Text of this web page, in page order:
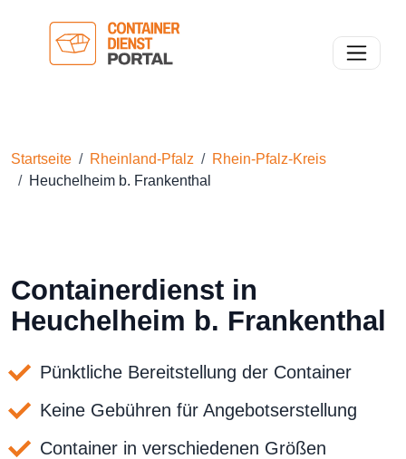
Toggle
Startseite Rheinland-Pfalz
Rhein-Pfalz-Kreis
Heuchelheim b. Frankenthal
Containerdienst in
Heuchelheim b. Frankenthal
Pünktliche Bereitstellung der Container
Keine Gebühren für Angebotserstellung
Container in verschiedenen Größen